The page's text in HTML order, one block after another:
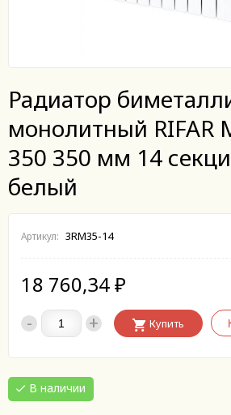
Радиатор
монолитный RIFAR
350 350 мм 14
белый
Артикул: 3RM35-14
18 760,34 ₽
- + Купить
В наличии